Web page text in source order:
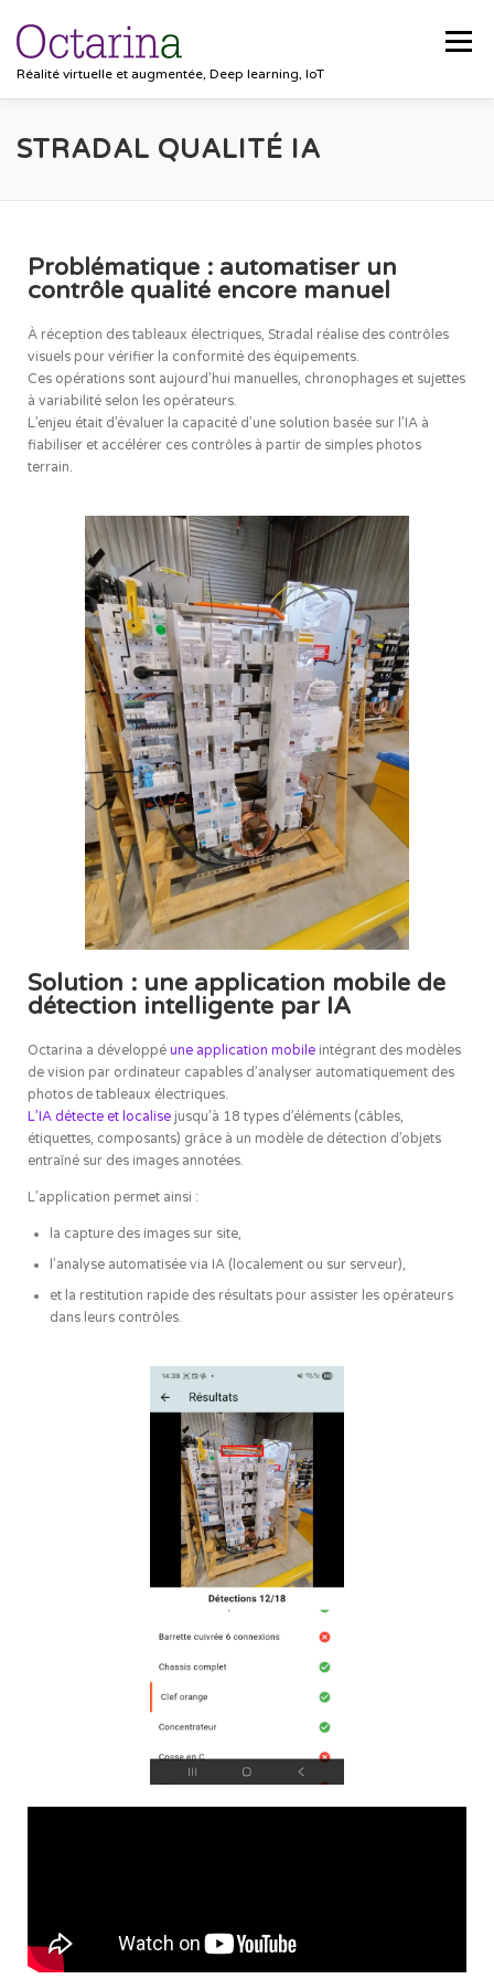
Réalité virtuelle et augmentée, Deep learning, IoT
Menu
ACCUEIL PROJETS SOLUTIONS
STRADAL QUALITÉ IA
Problématique : automatiser un
contrôle qualité encore manuel
À réception des tableaux électriques, Stradal réalise des contrôles
visuels pour vérifier la conformité des équipements.
Ces opérations sont aujourd’hui manuelles, chronophages et sujettes
à variabilité selon les opérateurs.
L’enjeu était d’évaluer la capacité d’une solution basée sur l’IA à
fiabiliser et accélérer ces contrôles à partir de simples photos
terrain.
Solution : une application mobile de
détection intelligente par IA
Octarina a développé une application mobile intégrant des modèles
de vision par ordinateur capables d’analyser automatiquement des
photos de tableaux électriques.
L’IA détecte et localise jusqu’à 18 types d’éléments (câbles,
étiquettes, composants) grâce à un modèle de détection d’objets
entraîné sur des images annotées.
L’application permet ainsi :
la capture des images sur site,
l’analyse automatisée via IA (localement ou sur serveur),
et la restitution rapide des résultats pour assister les opérateurs
dans leurs contrôles.